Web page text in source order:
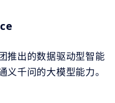
推出的数据驱动型智能
义千问的大模型能力。